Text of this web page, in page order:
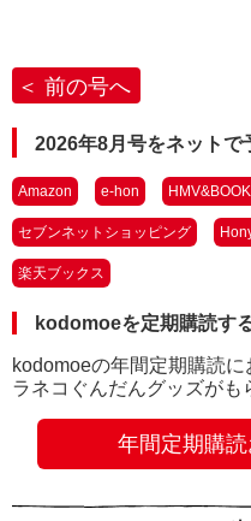
前の号へ
2026年8月号をネットで
Amazon e-hon
セブンネットショッピング
楽天ブックス
kodomoeを定期購読す
kodomoeの年間定期購読
ラネコぐんだんグッズがも
年間定期購